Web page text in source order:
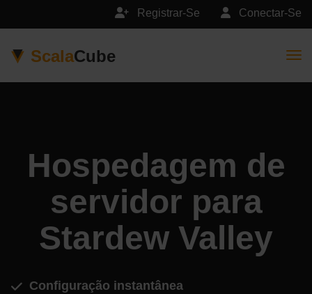
Conectar-Se
Registrar-Se
ScalaCube
Hospedagem de
servidor para
Stardew Valley
Configuração instantânea